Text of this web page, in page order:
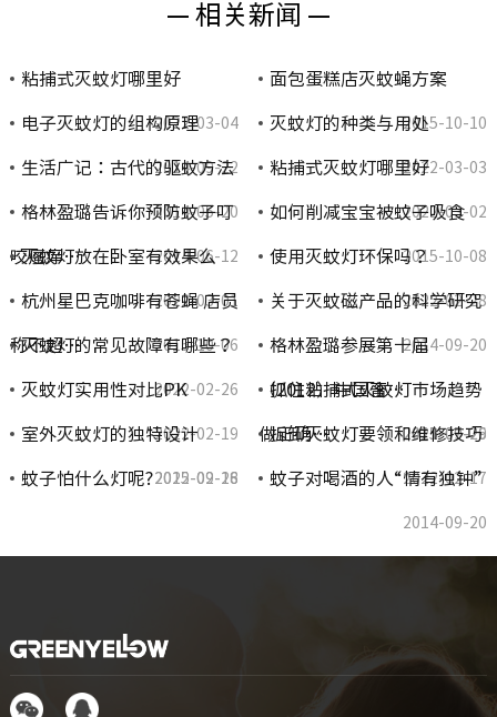
— 相关新闻 —
粘捕式灭蚊灯哪里好
2022-03-04
面包蛋糕店灭蚊蝇方案
2015-10-10
电子灭蚊灯的组构原理
2014-09-22
灭蚊灯的种类与用处
2022-03-03
生活广记：古代的驱蚊方法
2014-05-20
粘捕式灭蚊灯哪里好
2022-03-02
格林盈璐告诉你预防蚊子叮
咬瘙痒… 2014-06-12
如何削减宝宝被蚊子吸食
2015-10-08
灭蚊灯放在卧室有效果么
2022-03-01
使用灭蚊灯环保吗？
2022-02-28
杭州星巴克咖啡有苍蝇 店员
称不超… 2015-10-06
关于灭蚊磁产品的科学研究
2014-09-20
灭蚊灯的常见故障有哪些？
2022-02-26
格林盈璐参展第十届
（2012）中国畜…
2021-07-26
灭蚊灯实用性对比PK
2022-02-19
抓住粘捕式灭蚊灯市场趋势
做正确… 2015-09-29
室外灭蚊灯的独特设计
2022-02-18
拆卸灭蚊灯要领和维修技巧
2022-02-17
蚊子怕什么灯呢?2015-09-26 蚊子对喝酒的人“情有独钟”
2014-09-20